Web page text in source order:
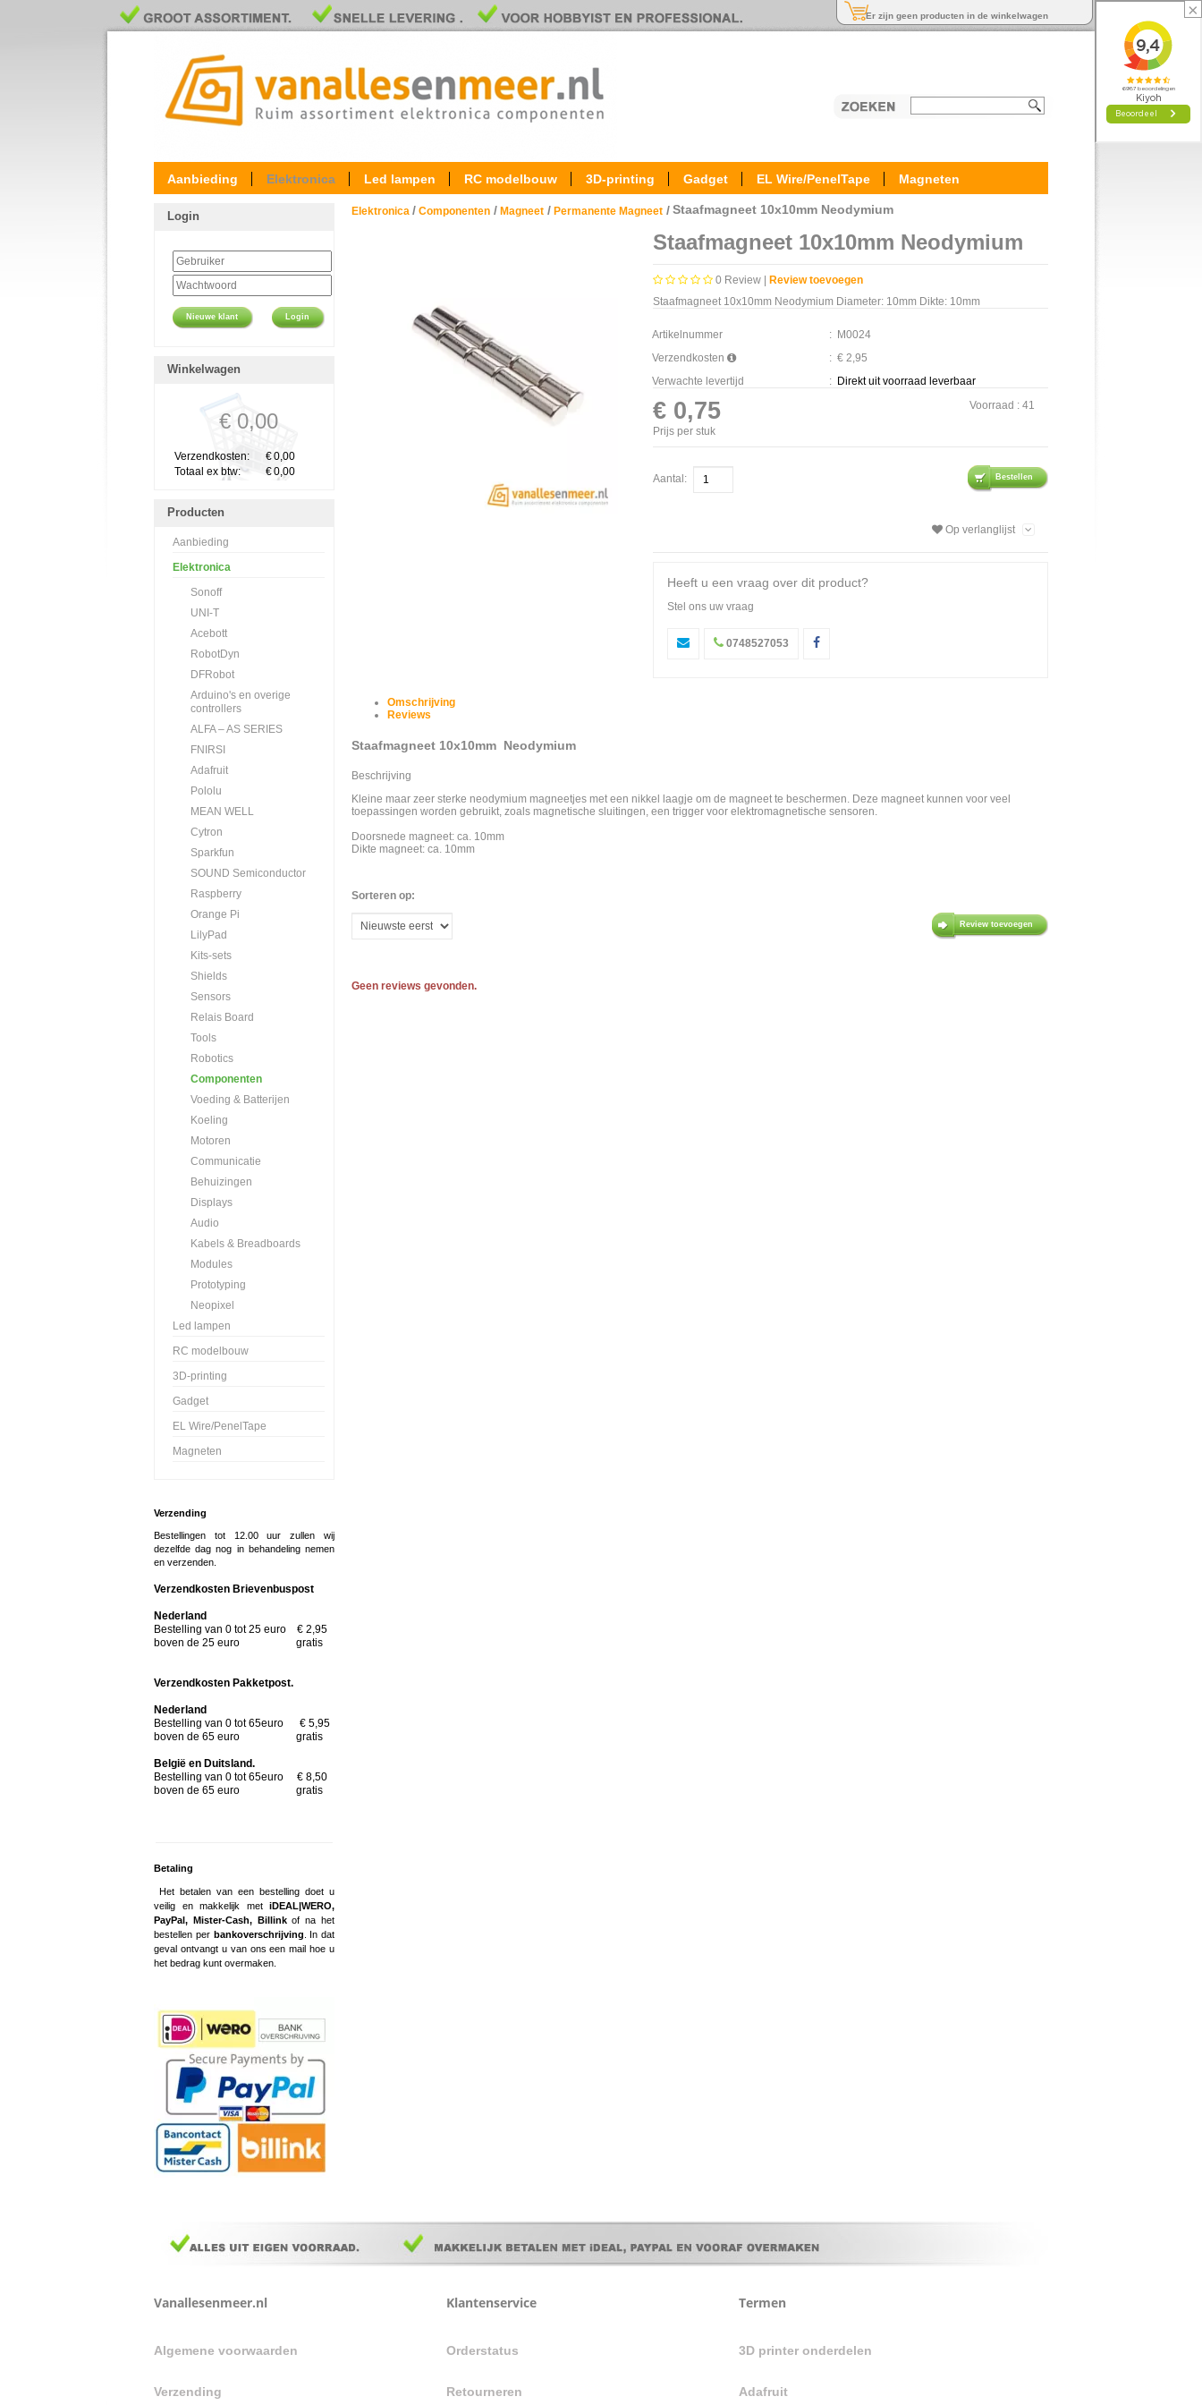
Er zijn geen producten in de winkelwagen
Aanbieding Elektronica Led lampen RC modelbouw 3D-printing Gadget EL Wire/PenelTape Magneten
Login
Nieuwe klant Login
Winkelwagen
€ 0,00
Verzendkosten: €0,00
Totaal ex btw:
€0,00
Producten
Aanbieding
Elektronica
Sonoff
UNI-T
Acebott
RobotDyn
DFRobot
Arduino's en overige
controllers
ALFA – AS SERIES
FNIRSI
Adafruit
Pololu
MEAN WELL
Cytron
Sparkfun
SOUND Semiconductor
Raspberry
Orange Pi
LilyPad
Kits-sets
Shields
Sensors
Relais Board
Tools
Robotics
Componenten
Voeding & Batterijen
Koeling
Motoren
Communicatie
Behuizingen
Displays
Audio
Kabels & Breadboards
Modules
Prototyping
Neopixel
Led lampen
RC modelbouw
3D-printing
Gadget
EL Wire/PenelTape
Magneten
Verzending
Bestellingen tot 12.00 uur zullen wij
dezelfde dag nog in behandeling nemen
en verzenden.
Verzendkosten Brievenbuspost
Nederland
Bestelling van 0 tot 25 euro € 2,95
boven de 25 euro gratis
Verzendkosten Pakketpost.
Nederland
Bestelling van 0 tot 65euro € 5,95
boven de 65 euro gratis
België en Duitsland.
Bestelling van 0 tot 65euro € 8,50
boven de 65 euro gratis
Betaling
Het betalen van een bestelling doet u
veilig en makkelijk met iDEAL|WERO,
PayPal, Mister-Cash, Billinkof na het
bestellen per bankoverschrijving . In dat
geval ontvangt u van ons een mail hoe u
het bedrag kunt overmaken.
Elektronica / Componenten / Magneet / Permanente Magneet /Staafmagneet 10x10mm Neodymium
Staafmagneet 10x10mm Neodymium
0 Review |
Review toevoegen
Staafmagneet 10x10mm Neodymium Diameter: 10mm Dikte: 10mm
Artikelnummer : M0024
Verzendkosten
: € 2,95
Verwachte levertijd
: Direkt uit voorraad leverbaar
€ 0,75
Prijs per stuk
Voorraad : 41
Aantal: Bestellen
Op verlanglijst
Heeft u een vraag over dit product?
Stel ons uw vraag
0748527053
Omschrijving
Reviews
Staafmagneet 10x10mm Neodymium
Beschrijving
Kleine maar zeer sterke neodymium magneetjes met een nikkel laagje om de magneet te beschermen. Deze magneet kunnen voor veel
toepassingen worden gebruikt, zoals magnetische sluitingen, een trigger voor elektromagnetische sensoren.
Doorsnede magneet: ca. 10mm
Dikte magneet: ca. 10mm
Sorteren op:
Review toevoegen
Geen reviews gevonden.
Vanallesenmeer.nl
Algemene voorwaarden
Verzending
Klantenservice
Orderstatus
Retourneren
Termen
3D printer onderdelen
Adafruit
×